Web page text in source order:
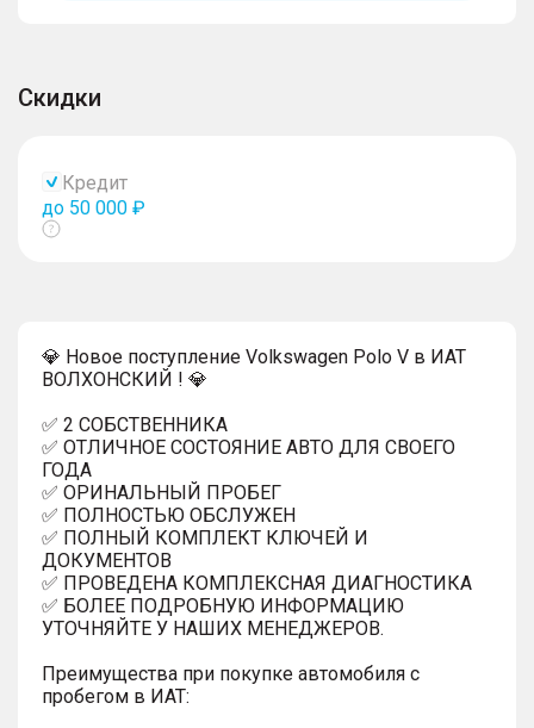
Скидки
Кредит
до 50 000 ₽
Показать
💎 Новое поступление Volkswagen Polo V в ИАТ
ВОЛХОНСКИЙ ! 💎
✅ 2 СОБСТВЕННИКА
✅ ОТЛИЧНОЕ СОСТОЯНИЕ АВТО ДЛЯ СВОЕГО
ГОДА
✅ ОРИНАЛЬНЫЙ ПРОБЕГ
✅ ПОЛНОСТЬЮ ОБСЛУЖЕН
✅ ПОЛНЫЙ КОМПЛЕКТ КЛЮЧЕЙ И
ДОКУМЕНТОВ
✅ ПРОВЕДЕНА КОМПЛЕКСНАЯ ДИАГНОСТИКА
✅ БОЛЕЕ ПОДРОБНУЮ ИНФОРМАЦИЮ
УТОЧНЯЙТЕ У НАШИХ МЕНЕДЖЕРОВ.
Преимущества при покупке автомобиля с
пробегом в ИАТ: